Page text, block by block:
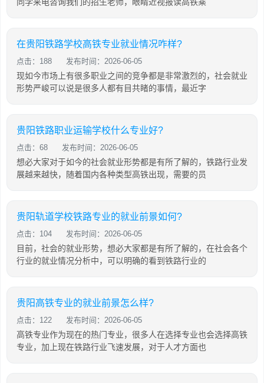
在贵阳铁路学校高铁专业就业情况咋样?
点击：188 发布时间：2026-06-05
现如今市场上有很多职业之间的竞争都是非常激烈的，社会就业
形势严峻可以说是很多人都有目共睹的事情，最近字
贵阳铁路职业运输学校什么专业好?
点击：68 发布时间：2026-06-05
想必大家对于如今的社会就业形势都是有所了解的，铁路行业发
展越来越快，随着国内各种类型高铁出现，需要的员
贵阳轨道学校铁路专业的就业前景如何?
点击：104 发布时间：2026-06-05
目前，社会的就业形势，想必大家都是有所了解的，在社会各个
行业的就业情况分析中，可以明确的看到铁路行业的
贵阳高铁专业的就业前景怎么样?
点击：122 发布时间：2026-06-05
高铁专业作为现在的热门专业，很多人在选择专业也会选择高铁
专业，加上现在铁路行业飞速发展，对于人才方面也